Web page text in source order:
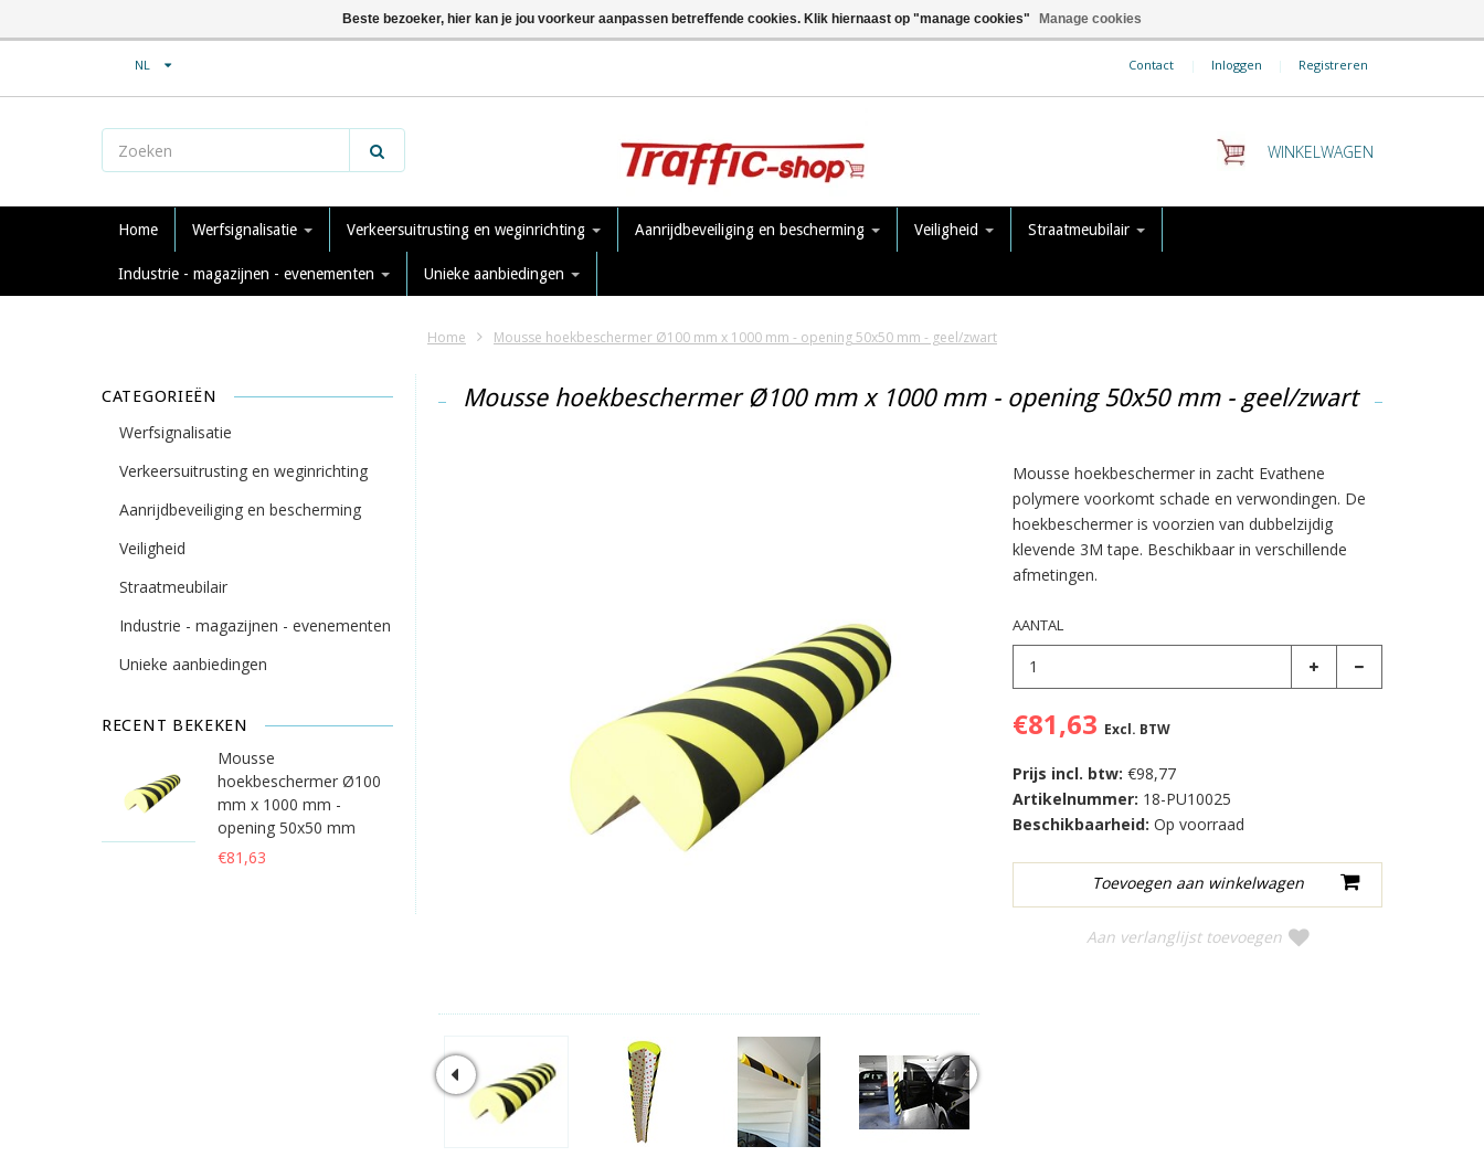
NL Contact | Inloggen | Registreren
WINKELWAGEN
Home Werfsignalisatie Verkeersuitrusting en weginrichting Aanrijdbeveiliging en bescherming Veiligheid Straatmeubilair
Industrie - magazijnen - evenementen Unieke aanbiedingen
Home Mousse hoekbeschermer Ø100 mm x 1000 mm - opening 50x50 mm - geel/zwart
CATEGORIEËN
Werfsignalisatie
Verkeersuitrusting en weginrichting
Aanrijdbeveiliging en bescherming
Veiligheid
Straatmeubilair
Industrie - magazijnen - evenementen
Unieke aanbiedingen
RECENT BEKEKEN
Mousse
hoekbeschermer Ø100
mm x 1000 mm -
opening 50x50 mm
€81,63
Mousse hoekbeschermer Ø100 mm x 1000 mm - opening 50x50 mm - geel/zwart
Mousse hoekbeschermer in zacht Evathene
polymere voorkomt schade en verwondingen. De
hoekbeschermer is voorzien van dubbelzijdig
klevende 3M tape. Beschikbaar in verschillende
afmetingen.
AANTAL
€81,63 Excl. BTW
Prijs incl. btw: €98,77
Artikelnummer: 18-PU10025
Beschikbaarheid: Op voorraad
Aan verlanglijst toevoegen
Beste bezoeker, hier kan je jou voorkeur aanpassen betreffende cookies. Klik hiernaast op "manage cookies" Manage cookies